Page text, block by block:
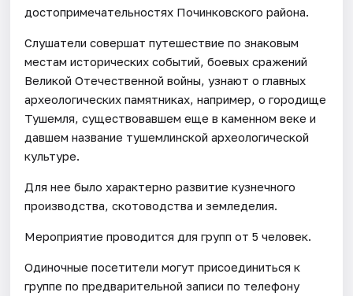
достопримечательностях Починковского района.
Слушатели совершат путешествие по знаковым
местам исторических событий, боевых сражений
Великой Отечественной войны, узнают о главных
археологических памятниках, например, о городище
Тушемля, существовавшем еще в каменном веке и
давшем название тушемлинской археологической
культуре.
Для нее было характерно развитие кузнечного
производства, скотоводства и земледелия.
Мероприятие проводится для групп от 5 человек.
Одиночные посетители могут присоединиться к
группе по предварительной записи по телефону